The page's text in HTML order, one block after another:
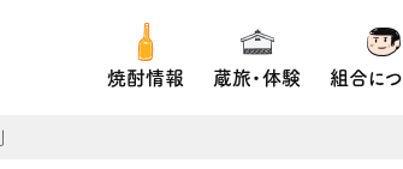
焼酎情報 蔵旅・体験 組合に